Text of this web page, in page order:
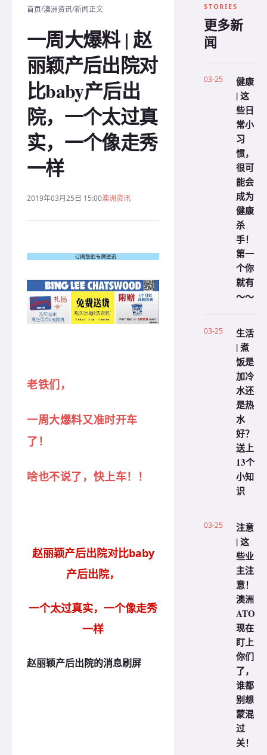
首页/澳洲资讯/新闻正文
一周大爆料 | 赵
丽颖产后出院对
比baby产后出
院，一个太过真
实，一个像走秀
一样
2019年03月25日 15:00澳洲资讯
老铁们，
一周大爆料又准时开车
了！
啥也不说了，快上车！！
赵丽颖产后出院对比baby
产后出院，
一个太过真实，一个像走秀
一样
赵丽颖产后出院的消息刷屏
STORIES
更多新
闻
03-25
健康
| 这
些日
常小
习
惯，
很可
能会
成为
健康
杀
手！
第一
个你
就有
～～
03-25
生活
| 煮
饭是
加冷
水还
是热
水
好？
送上
13个
小知
识
03-25
注意
| 这
些业
主注
意！
澳洲
ATO
现在
盯上
你们
了，
谁都
别想
蒙混
过
关！